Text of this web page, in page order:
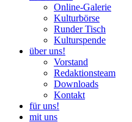
Online-Galerie
Kulturbörse
Runder Tisch
Kulturspende
über uns!
Vorstand
Redaktionsteam
Downloads
Kontakt
für uns!
mit uns